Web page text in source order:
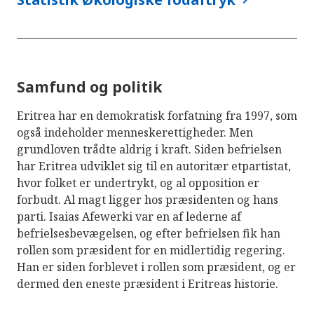
Samfund og politik
Eritrea har en demokratisk forfatning fra 1997, som
også indeholder menneskerettigheder. Men
grundloven trådte aldrig i kraft. Siden befrielsen
har Eritrea udviklet sig til en autoritær etpartistat,
hvor folket er undertrykt, og al opposition er
forbudt. Al magt ligger hos præsidenten og hans
parti. Isaias Afewerki var en af lederne af
befrielsesbevægelsen, og efter befrielsen fik han
rollen som præsident for en midlertidig regering.
Han er siden forblevet i rollen som præsident, og er
dermed den eneste præsident i Eritreas historie.